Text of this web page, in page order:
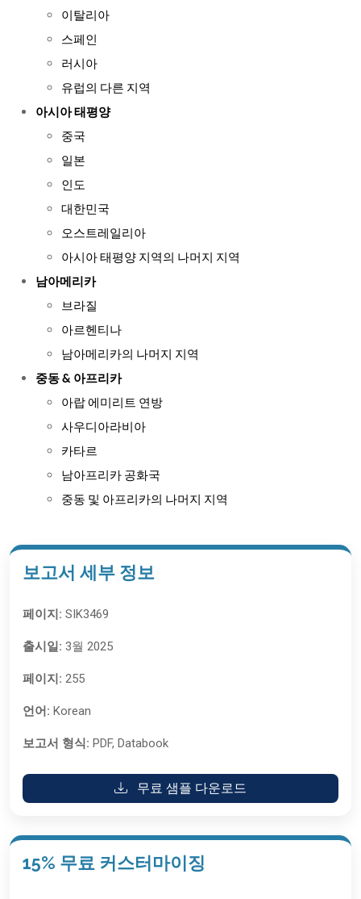
이탈리아
스페인
러시아
유럽의 다른 지역
아시아 태평양
중국
일본
인도
대한민국
오스트레일리아
아시아 태평양 지역의 나머지 지역
남아메리카
브라질
아르헨티나
남아메리카의 나머지 지역
중동 & 아프리카
아랍 에미리트 연방
사우디아라비아
카타르
남아프리카 공화국
중동 및 아프리카의 나머지 지역
보고서 세부 정보
페이지: SIK3469
출시일: 3월 2025
페이지: 255
언어: Korean
보고서 형식: PDF, Databook
무료 샘플 다운로드
15% 무료 커스터마이징